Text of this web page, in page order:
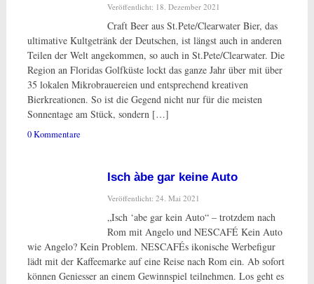
Veröffentlicht: 18. Dezember 2021
Craft Beer aus St.Pete/Clearwater Bier, das
ultimative Kultgetränk der Deutschen, ist längst auch in anderen
Teilen der Welt angekommen, so auch in St.Pete/Clearwater. Die
Region an Floridas Golfküste lockt das ganze Jahr über mit über
35 lokalen Mikrobrauereien und entsprechend kreativen
Bierkreationen. So ist die Gegend nicht nur für die meisten
Sonnentage am Stück, sondern […]
0 Kommentare
Isch àbe gar keine Auto
Veröffentlicht: 24. Mai 2021
„Isch ‘abe gar kein Auto“ – trotzdem nach
Rom mit Angelo und NESCAFÉ Kein Auto
wie Angelo? Kein Problem. NESCAFÉs ikonische Werbefigur
lädt mit der Kaffeemarke auf eine Reise nach Rom ein. Ab sofort
können Geniesser an einem Gewinnspiel teilnehmen. Los geht es